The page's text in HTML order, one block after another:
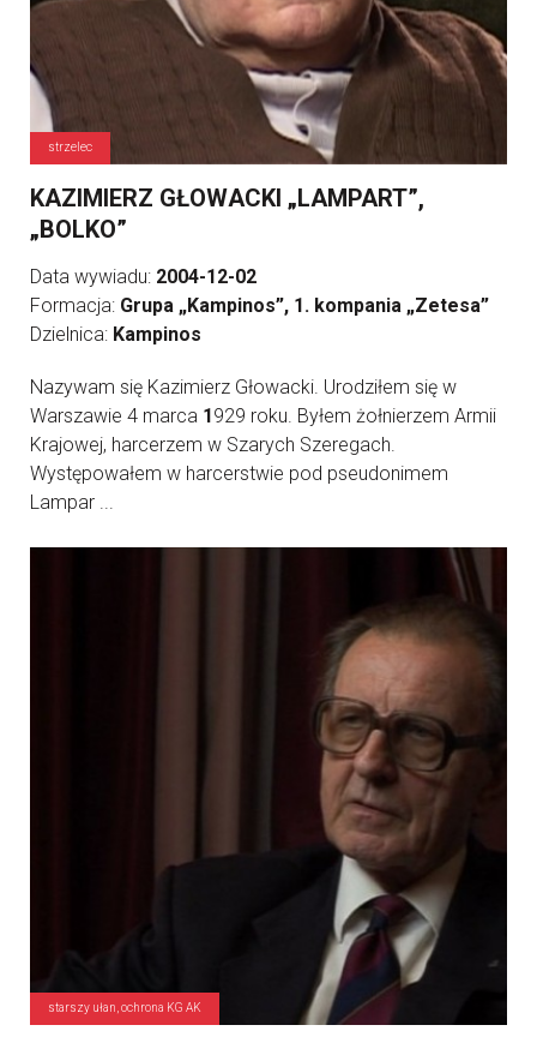
strzelec
KAZIMIERZ GŁOWACKI „LAMPART”,
„BOLKO”
Data wywiadu: 2004-12-02
Formacja: Grupa „Kampinos”, 1. kompania „Zetesa”
Dzielnica: Kampinos
Nazywam się Kazimierz Głowacki. Urodziłem się w
Warszawie 4 marca 1929 roku. Byłem żołnierzem Armii
Krajowej, harcerzem w Szarych Szeregach.
Występowałem w harcerstwie pod pseudonimem
Lampar ...
starszy ułan, ochrona KG AK